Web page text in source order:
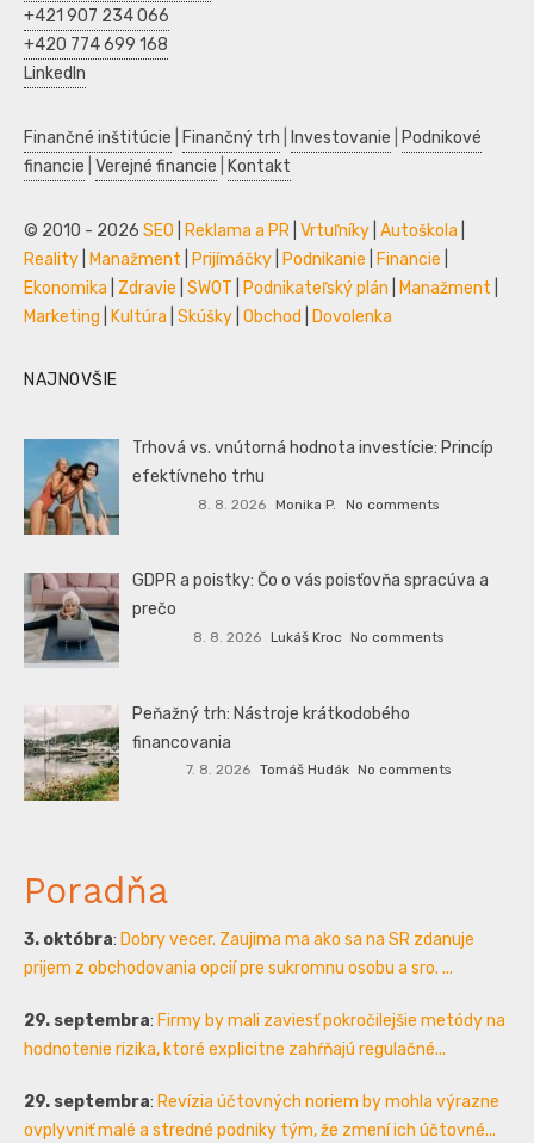
+421 907 234 066
+420 774 699 168
LinkedIn
Finančné inštitúcie Finančný trh Investovanie
Podnikové
financie Verejné financie Kontakt
© 2010 - 2026 SEO Reklama a PR Vrtuľníky Autoškola
Reality
Manažment Prijímáčky Podnikanie Financie
Ekonomika
Zdravie SWOT Podnikateľský plán Manažment
Marketing
Kultúra Skúšky Obchod Dovolenka
NAJNOVŠIE
Trhová vs. vnútorná hodnota investície: Princíp
efektívneho trhu
8. 8. 2026 Monika P. No comments
GDPR a poistky: Čo o vás poisťovňa spracúva a
prečo
8. 8. 2026 Lukáš Kroc No comments
Peňažný trh: Nástroje krátkodobého
financovania
7. 8. 2026 Tomáš Hudák No comments
Poradňa
3. októbra: Dobry vecer. Zaujima ma ako sa na SR zdanuje
prijem z obchodovania opcií pre sukromnu osobu a sro. ...
29. septembra: Firmy by mali zaviesť pokročilejšie metódy na
hodnotenie rizika, ktoré explicitne zahŕňajú regulačné...
29. septembra: Revízia účtovných noriem by mohla výrazne
ovplyvniť malé a stredné podniky tým, že zmení ich účtovné...